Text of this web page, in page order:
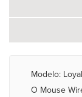
Modelo: Loyal
O Mouse